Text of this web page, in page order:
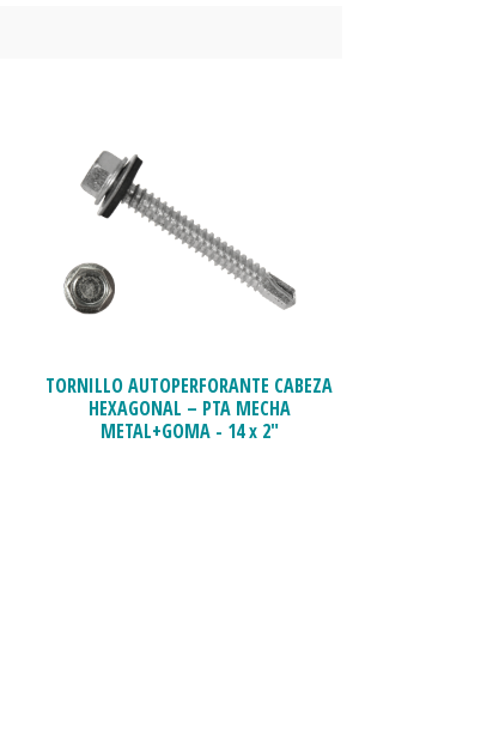
TORNILLO AUTOPERFORANTE CABEZA
HEXAGONAL – PTA MECHA
METAL+GOMA - 14 x 2"